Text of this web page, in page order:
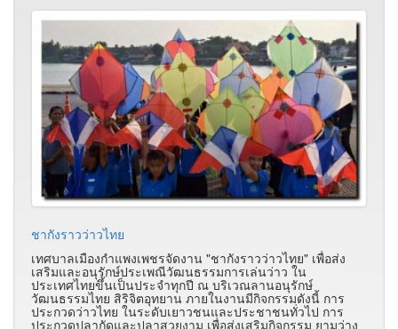
ชากังราวว่าวไทย
เทศบาลเมืองกำแพงเพชรจัดงาน "ชากังราวว่าวไทย" เพื่อส่ง
เสริมและอนุรักษ์ประเพณีวัฒนธรรมการเล่นว่าว ใน
ประเทศไทยขึ้นเป็นประจำทุกปี ณ บริเวณลานอนุรักษ์
วัฒนธรรมไทย สิริจิตอุทยาน ภายในงานมีกิจกรรมดังนี้ การ
ประกวดว่าวไทย ในระดับเยาวชนและประชาชนทั่วไป การ
ประกวดปลากัดและปลาสวยงาม เพื่อส่งเสริมกิจกรรม ยามว่าง